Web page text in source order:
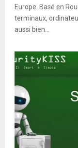
Europe. Basé en
terminaux,
aussi bien...